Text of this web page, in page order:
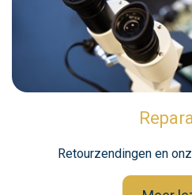
Retourzendingen en